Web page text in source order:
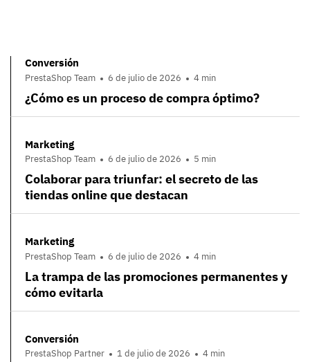
Conversión
PrestaShop Team 6 de julio de 2026 4 min
¿Cómo es un proceso de compra óptimo?
Marketing
PrestaShop Team 6 de julio de 2026 5 min
Colaborar para triunfar: el secreto de las
tiendas online que destacan
Marketing
PrestaShop Team 6 de julio de 2026 4 min
La trampa de las promociones permanentes y
cómo evitarla
Conversión
PrestaShop Partner 1 de julio de 2026 4 min